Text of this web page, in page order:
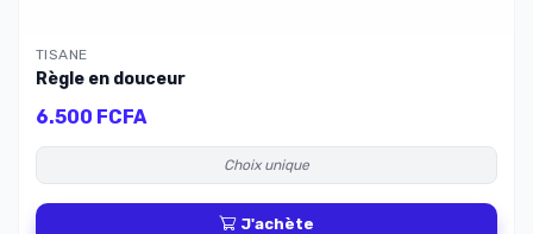
TISANE
Règle en douceur
6.500 FCFA
Choix unique
J'achète